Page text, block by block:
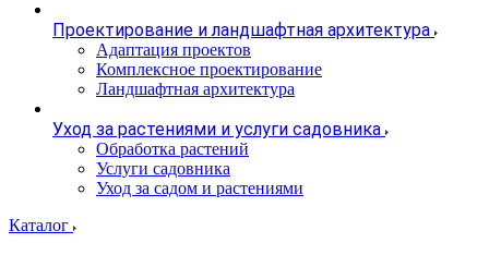
Проектирование и ландшафтная архитектура
Адаптация проектов
Комплексное проектирование
Ландшафтная архитектура
Уход за растениями и услуги садовника
Обработка растений
Услуги садовника
Уход за садом и растениями
Каталог